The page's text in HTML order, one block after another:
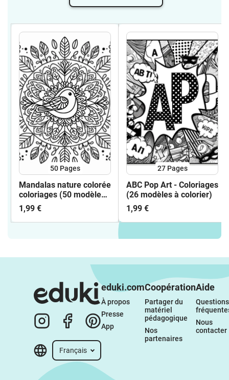
50 Pages
Mandalas nature colorée
coloriages (50 modèles
à colorier)
1,99 €
27 Pages
ABC Pop Art - Coloriages
(26 modèles à colorier)
1,99 €
Français
eduki.com
À propos
Presse
App
Coopération
Partager du
matériel
pédagogique
Nos
partenaires
Aide
Questions
Nous
contacter